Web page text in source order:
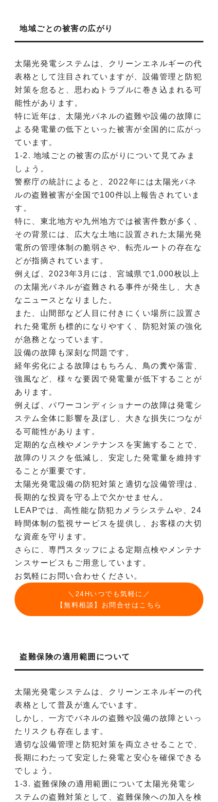
地域ごとの被害の広がり
太陽光発電システムは、クリーンエネルギーの代
表格として注目されていますが、設備管理と防犯
対策を怠ると、思わぬトラブルに巻き込まれる可
能性があります。
特に近年は、太陽光パネルの盗難や設備の故障に
よる発電量の低下といった被害が全国的に広がっ
ています。
1-2. 地域ごとの被害の広がりについて見てみま
しょう。
警察庁の統計によると、2022年には太陽光パネ
ルの盗難被害が全国で100件以上報告されていま
す。
特に、東北地方や九州地方では被害件数が多く、
その背景には、広大な土地に設置された太陽光発
電所の管理体制の脆弱さや、転売ルートの存在な
どが指摘されています。
例えば、2023年3月には、宮城県で1,000枚以上
の太陽光パネルが盗難される事件が発生し、大き
なニュースとなりました。
また、山間部など人目に付きにくい場所に設置さ
れた発電所も標的になりやすく、防犯対策の強化
が急務となっています。
設備の故障も深刻な問題です。
経年劣化による故障はもちろん、鳥の糞や落雷、
強風など、様々な要因で発電量が低下することが
あります。
例えば、パワーコンディショナーの故障は発電シ
ステム全体に影響を及ぼし、大きな損失につなが
る可能性があります。
定期的な点検やメンテナンスを実施することで、
故障のリスクを低減し、安定した発電量を維持す
ることが重要です。
太陽光発電設備の防犯対策と適切な設備管理は、
長期的な投資を守る上で欠かせません。
LEAPでは、高性能な防犯カメラシステムや、24
時間体制の監視サービスを提供し、お客様の大切
な資産を守ります。
さらに、専門スタッフによる定期点検やメンテナ
ンスサービスもご用意しています。
お気軽にお問い合わせください。
＼24Hいつでも気軽に／
【無料相談】お問合せはこちら
盗難保険の適用範囲について
太陽光発電システムは、クリーンエネルギーの代
表格として普及が進んでいます。
しかし、一方でパネルの盗難や設備の故障といっ
たリスクも存在します。
適切な設備管理と防犯対策を両立させることで、
長期にわたって安定した発電と安心を確保できる
でしょう。
1-3. 盗難保険の適用範囲について太陽光発電シ
ステムの盗難対策として、盗難保険への加入を検